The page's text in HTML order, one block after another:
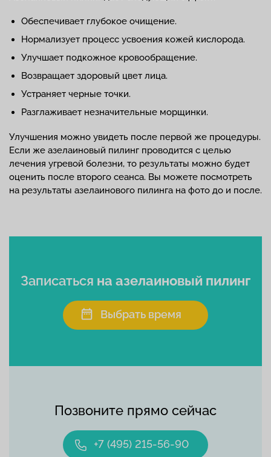
Обеспечивает глубокое очищение.
Нормализует процесс усвоения кожей кислорода.
Улучшает подкожное кровообращение.
Возвращает здоровый цвет лица.
Устраняет черные точки.
Разглаживает незначительные морщинки.
Улучшения можно увидеть после первой же процедуры.
Если же азелаиновый пилинг проводится с целью
лечения угревой болезни, то результаты можно будет
оценить после второго сеанса. Вы можете посмотреть
на результаты азелаинового пилинга на фото до и после.
Позвоните прямо сейчас
+7 (495) 215-56-90
Записаться на азелаиновый пилинг
Выбрать время